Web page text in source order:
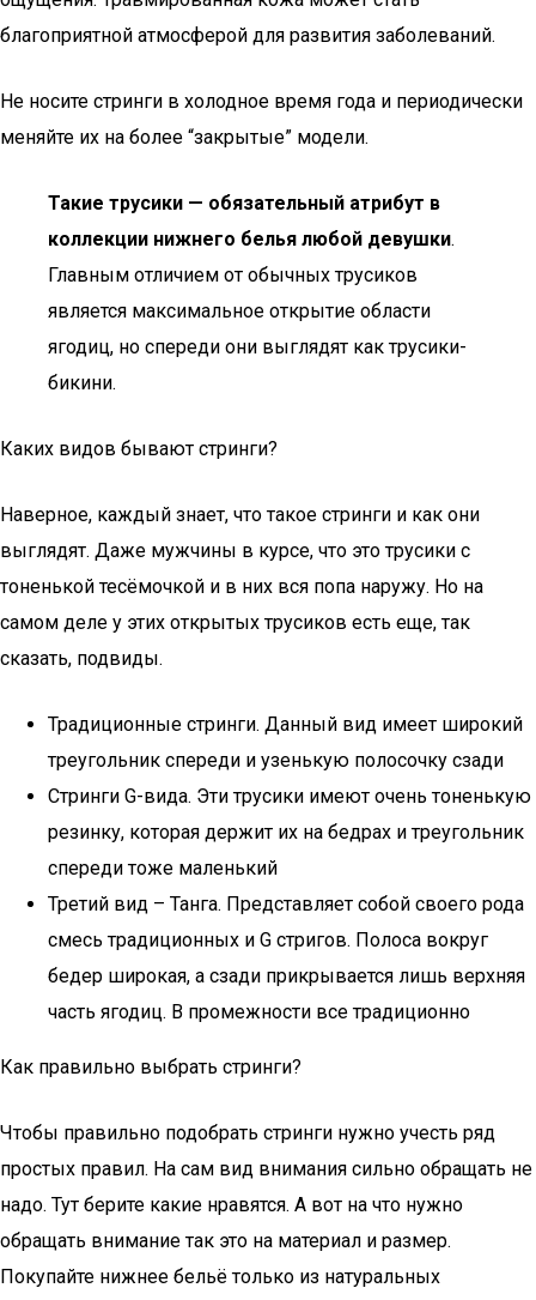
благоприятной атмосферой для развития заболеваний.
Не носите стринги в холодное время года и периодически
меняйте их на более “закрытые” модели.
Такие трусики — обязательный атрибут в
коллекции нижнего белья любой девушки.
Главным отличием от обычных трусиков
является максимальное открытие области
ягодиц, но спереди они выглядят как трусики-
бикини.
Каких видов бывают стринги?
Наверное, каждый знает, что такое стринги и как они
выглядят. Даже мужчины в курсе, что это трусики с
тоненькой тесёмочкой и в них вся попа наружу. Но на
самом деле у этих открытых трусиков есть еще, так
сказать, подвиды.
Традиционные стринги. Данный вид имеет широкий
треугольник спереди и узенькую полосочку сзади
Стринги G-вида. Эти трусики имеют очень тоненькую
резинку, которая держит их на бедрах и треугольник
спереди тоже маленький
Третий вид – Танга. Представляет собой своего рода
смесь традиционных и G стригов. Полоса вокруг
бедер широкая, а сзади прикрывается лишь верхняя
часть ягодиц. В промежности все традиционно
Как правильно выбрать стринги?
Чтобы правильно подобрать стринги нужно учесть ряд
простых правил. На сам вид внимания сильно обращать не
надо. Тут берите какие нравятся. А вот на что нужно
обращать внимание так это на материал и размер.
Покупайте нижнее бельё только из натуральных